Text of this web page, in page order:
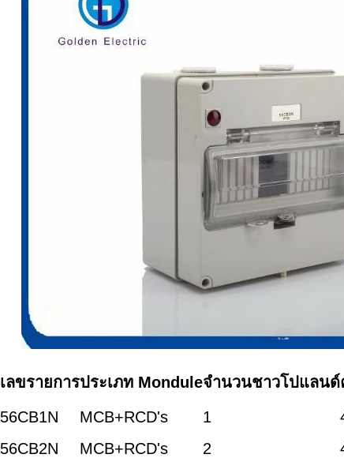
เลขรายการประเภท Monduleจํานวนชาวโปแลนด์
56CB1N
MCB+RCD's 1
56CB2N
MCB+RCD's 2